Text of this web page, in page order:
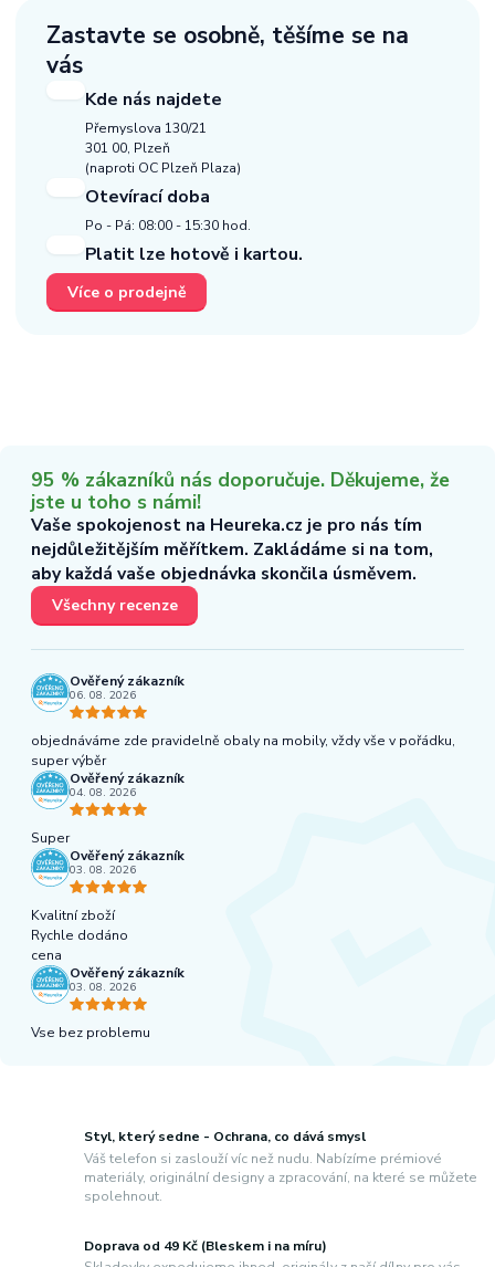
Zastavte se osobně, těšíme se na
vás
Kde nás najdete
Přemyslova 130/21
301 00, Plzeň
(naproti OC Plzeň Plaza)
Otevírací doba
Po - Pá: 08:00 - 15:30 hod.
Platit lze hotově i kartou.
Více o prodejně
Styl, který sedne - Ochrana, co dává smysl
Váš telefon si zaslouží víc než nudu. Nabízíme prémiové
materiály, originální designy a zpracování, na které se můžete
spolehnout.
Doprava od 49 Kč (Bleskem i na míru)
95 % zákazníků nás doporučuje. Děkujeme, že
jste u toho s námi!
Vaše spokojenost na Heureka.cz je pro nás tím
nejdůležitějším měřítkem. Zakládáme si na tom,
aby každá vaše objednávka skončila úsměvem.
Všechny recenze
Ověřený zákazník
06. 08. 2026
objednáváme zde pravidelně obaly na mobily, vždy vše v pořádku,
super výběr
Ověřený zákazník
04. 08. 2026
Super
Ověřený zákazník
03. 08. 2026
Kvalitní zboží
Rychle dodáno
cena
Ověřený zákazník
03. 08. 2026
Vse bez problemu